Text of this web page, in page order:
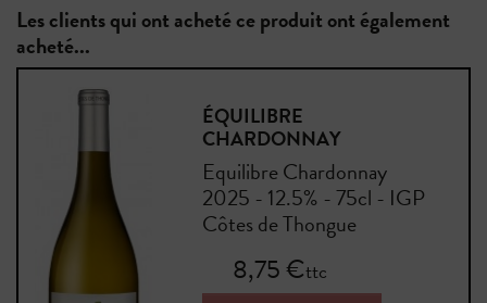
Les clients qui ont acheté ce produit ont également
acheté...
ÉQUILIBRE
CHARDONNAY
Equilibre Chardonnay
2025 - 12.5% - 75cl - IGP
Côtes de Thongue
Prix8,75 €ttc